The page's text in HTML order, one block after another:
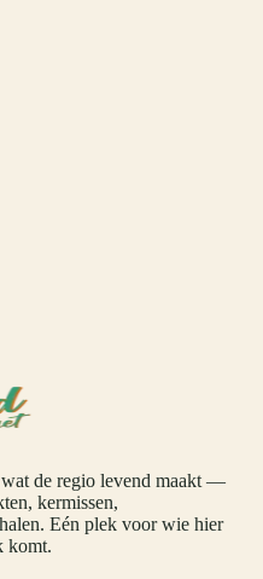
wat de regio levend maakt —
kermissen,
Eén plek voor wie hier
komt.